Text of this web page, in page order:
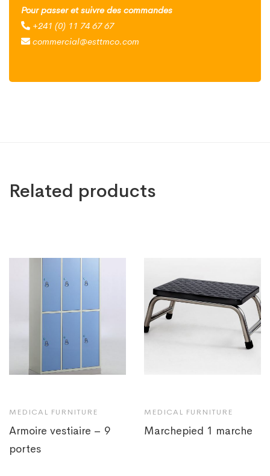
Pour passer et suivre des commandes
+241 (0) 11 74 67 67
commercial@esttmco.com
Related products
MEDICAL FURNITURE
Armoire vestiaire – 9
portes
MEDICAL FURNITURE
Marchepied 1 marche